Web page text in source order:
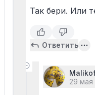
Так бери. Или
Ответить
29 мая